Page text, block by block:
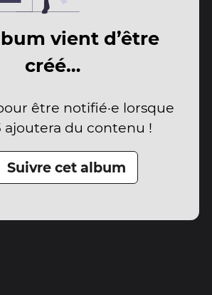
vient d’être
créé…
être notifié·e lorsque
ajoutera du contenu !
Suivre cet album